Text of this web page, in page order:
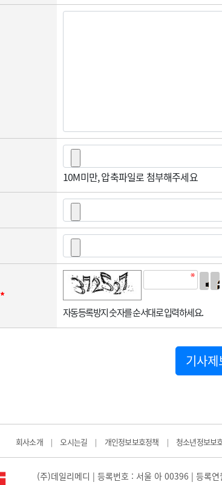
10M미만, 압축파일로 첨부해주세요
*
자동등록방지 숫자를 순서대로 입력하세요.
기사제
회사소개 | 오시는길 | 개인정보보호정책 | 청소년정보보
(주)데일리메디 | 등록번호 : 서울 아 00396 | 등록